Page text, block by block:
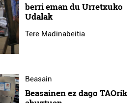
berri eman du Urretxuko
Udalak
Tere Madinabeitia
Beasain
Beasainen ez dago TAOrik